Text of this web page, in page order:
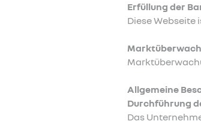
Erfüllung der
Diese
Allgemeine
Durchführung
Das